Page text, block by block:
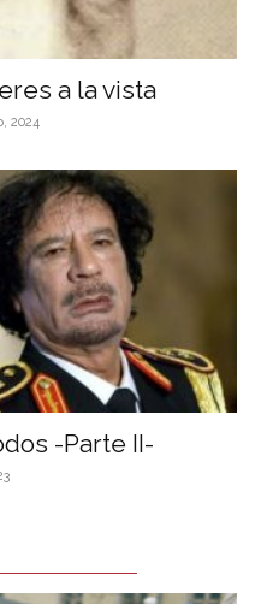
a la vista
2024
-Parte II-